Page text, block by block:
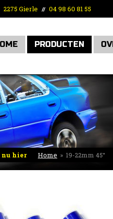
2275 Gierle // 04 98 60 81 55
PRODUCTEN
nu hier Home » 19-22mm 45°